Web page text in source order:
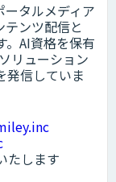
タルメディア
テンツ配信と
。AI資格を保有
リューション
発信していま
たします